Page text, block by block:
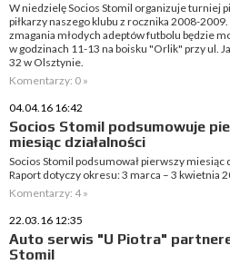
W niedzielę Socios Stomil organizuje turniej
piłkarzy naszego klubu z rocznika 2008-2009.
zmagania młodych adeptów futbolu będzie
w godzinach 11-13 na boisku "Orlik" przy ul.
32 w Olsztynie.
Komentarzy: 0 »
04.04.16 16:42
Socios Stomil podsumowuje
miesiąc działalności
Socios Stomil podsumował pierwszy miesiąc
Raport dotyczy okresu: 3 marca – 3 kwietnia
Komentarzy: 4 »
22.03.16 12:35
Auto serwis "U Piotra"
Stomil